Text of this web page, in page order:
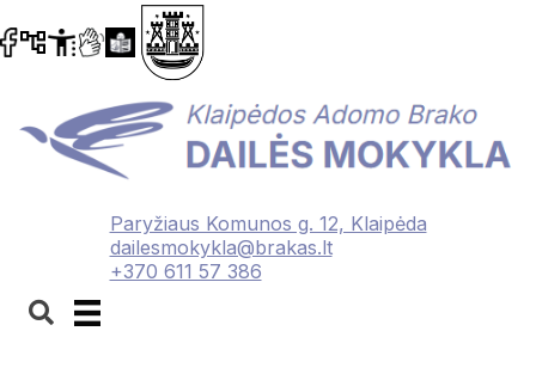
Paryžiaus Komunos g. 12, Klaipėda
dailesmokykla@brakas.lt
+370 611 57 386